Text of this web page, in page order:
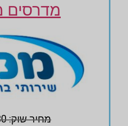
מדרסים
מחיר שוק: 680 ₪